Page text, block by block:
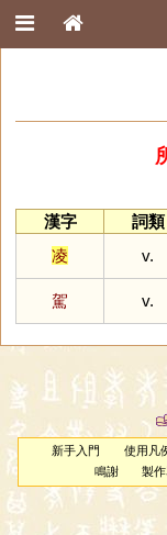
漢字
詞類
凌
v.
駕
v.
新手入門 使用凡
鳴謝
製